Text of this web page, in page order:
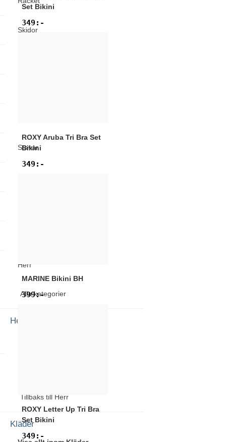
Skidor
Stavar
Herr
Alla kategorier
Herr
Tillbaks till Herr
Kläder
Set Bikini
349 :-
ROXYAruba Tri Bra Set
Bikini
349 :-
MARINE Bikini BH
399:-
ROXY Letter Up Tri Bra
Set Bikini
349 :-